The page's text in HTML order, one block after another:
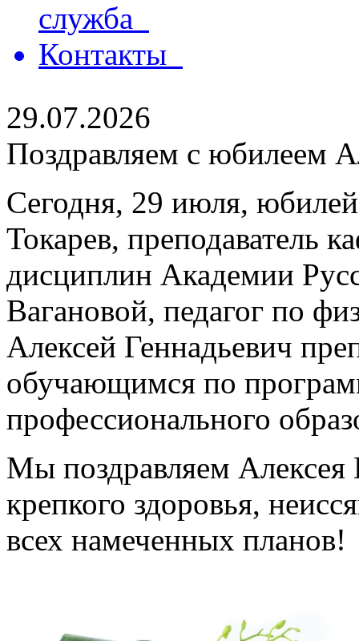
служба
Контакты
29.07.2026
Поздравляем с юбилеем
Сегодня, 29 июля,
Токарев, преподаватель
дисциплин Академии
Вагановой, педагог по
Алексей Геннадьевич
обучающимся по
профессионального
Мы поздравляем Алексея
крепкого здоровья,
всех намеченных планов!